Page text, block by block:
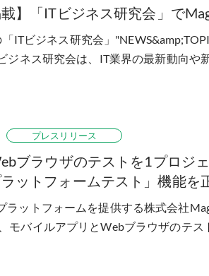
載】「ITビジネス研究会」で
ITビジネス研究会」
ジネス研究会は、IT業界の最新動向や
プレスリリース
ブラウザのテストを1プロジ
ラットフォームテスト」機能を
ラットフォームを提供する株式会社
モバイルアプリとWebブラウザのテス